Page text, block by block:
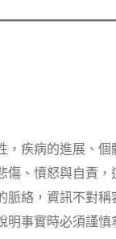
，疾病的進展、
傷、憤怒與自責
脈絡，資訊不對
事實時必須謹慎